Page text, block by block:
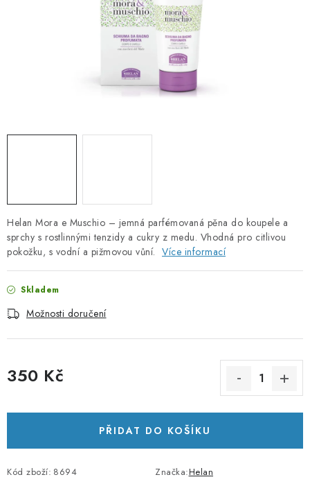
Obchodní podmínky
Natural Health Store
Slovník pojmů
Helan Mora e Muschio – jemná parfémovaná pěna do koupele a
sprchy s rostlinnými tenzidy a cukry z medu. Vhodná pro citlivou
pokožku, s vodní a pižmovou vůní. Více informací
Skladem
Možnosti doručení
350 Kč
PŘIDAT DO KOŠÍKU
Kód zboží: 8694 Značka:Helan